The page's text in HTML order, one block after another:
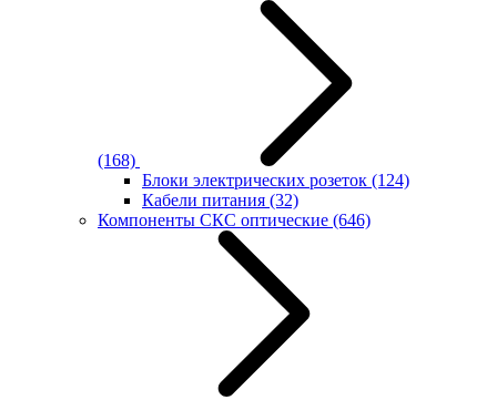
(168)
Блоки электрических розеток (124)
Кабели питания (32)
Компоненты СКС оптические (646)